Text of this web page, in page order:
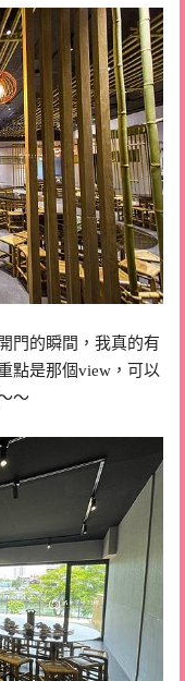
門的瞬間，我真的有
點是那個view，可以
～